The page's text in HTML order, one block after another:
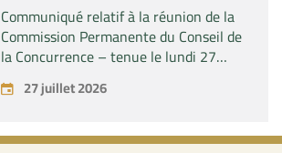
Communiqué relatif à la réunion de la
Commission Permanente du Conseil de
la Concurrence – tenue le lundi 27
juillet 2026
27 juillet 2026